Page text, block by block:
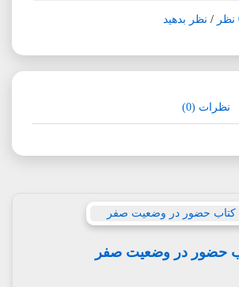
/ نظر بدهید
نظرات (0)
حضور در وضعیت صفر